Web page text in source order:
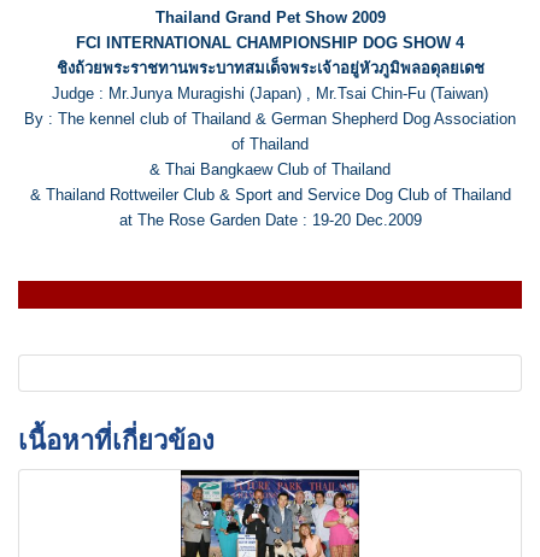
Thailand Grand Pet Show 2009
FCI INTERNATIONAL CHAMPIONSHIP DOG SHOW 4
ชิงถ้วยพระราชทานพระบาทสมเด็จพระเจ้าอยู่หัวภูมิพลอดุลยเดช
Judge : Mr.Junya Muragishi (Japan) , Mr.Tsai Chin-Fu (Taiwan)
By : The kennel club of Thailand & German Shepherd Dog Association
of Thailand
& Thai Bangkaew Club of Thailand
& Thailand Rottweiler Club & Sport and Service Dog Club of Thailand
at The Rose Garden Date : 19-20 Dec.2009
เนื้อหาที่เกี่ยวข้อง